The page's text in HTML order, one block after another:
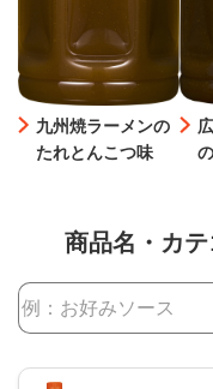
九州焼ラーメンの
たれとんこつ味
商品名・カテ